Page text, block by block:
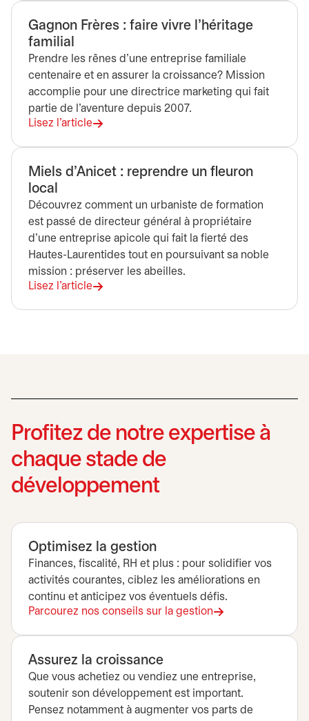
Gagnon Frères : faire vivre l’héritage
familial
Prendre les rênes d’une entreprise familiale
centenaire et en assurer la croissance? Mission
accomplie pour une directrice marketing qui fait
partie de l’aventure depuis 2007.
Lisez l'article
Miels d’Anicet : reprendre un fleuron
local
Découvrez comment un urbaniste de formation
est passé de directeur général à propriétaire
d’une entreprise apicole qui fait la fierté des
Hautes-Laurentides tout en poursuivant sa noble
mission : préserver les abeilles.
Lisez l'article
Profitez de notre expertise à
chaque stade de
développement
Optimisez la gestion
Finances, fiscalité, RH et plus : pour solidifier vos
activités courantes, ciblez les améliorations en
continu et anticipez vos éventuels défis.
Parcourez nos conseils sur la gestion
Assurez la croissance
Que vous achetiez ou vendiez une entreprise,
soutenir son développement est important.
Pensez notamment à augmenter vos parts de